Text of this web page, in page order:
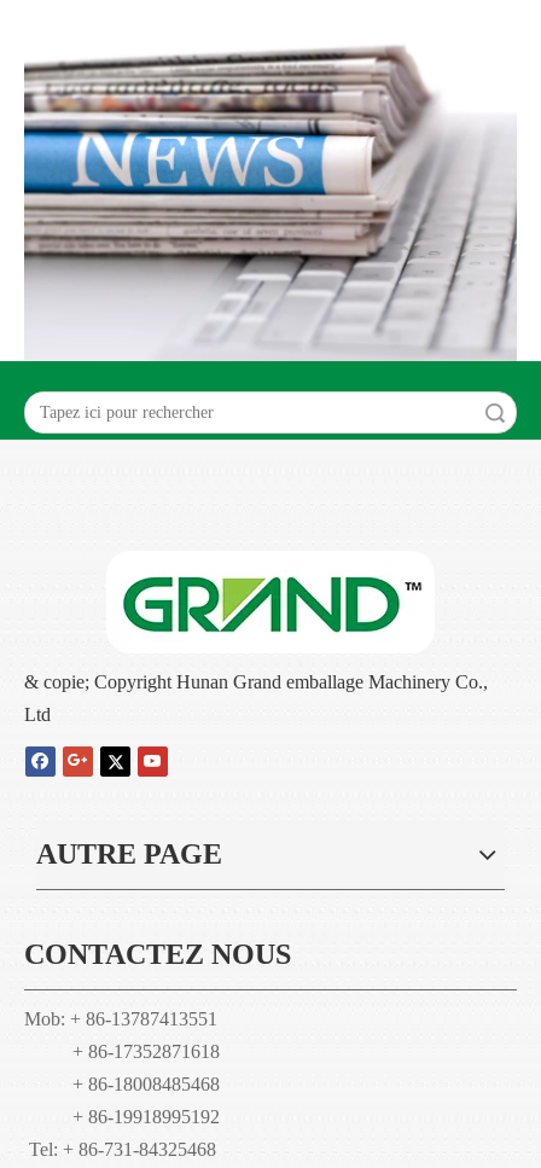
& copie; Copyright Hunan Grand emballage Machinery Co.,
Ltd
AUTRE PAGE
CONTACTEZ NOUS
Mob: + 86-13787413551
+ 86-17352871618
+ 86-18008485468
+ 86-19918995192
Tel: + 86-731-84325468